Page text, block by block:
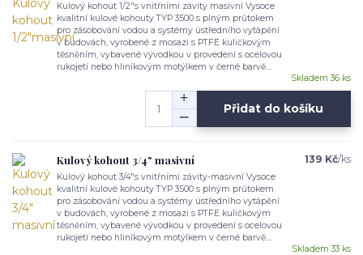
Kulový kohout 1/2"s vnitřními závity masivní Vysoce
kvalitní kulové kohouty TYP 3500 s plným průtokem
pro zásobování vodou a systémy ústředního vytápění
v budovách, vyrobené z mosazi s PTFE kuličkovým
těsněním, vybavené vývodkou v provedení s ocelovou
rukojetí nebo hliníkovým motýlkem v černé barvě....
Skladem 36 ks
Přidat do košíku
Kulový kohout 3/4" masivní
Kulový kohout 3/4"s vnitřními závity-masivní Vysoce
kvalitní kulové kohouty TYP 3500 s plným průtokem
pro zásobování vodou a systémy ústředního vytápění
v budovách, vyrobené z mosazi s PTFE kuličkovým
těsněním, vybavené vývodkou v provedení s ocelovou
rukojetí nebo hliníkovým motýlkem v černé barvě....
139 Kč/ks
Skladem 33 ks